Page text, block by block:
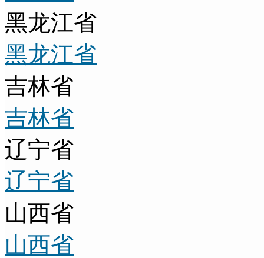
黑龙江省
黑龙江省
吉林省
吉林省
辽宁省
辽宁省
山西省
山西省